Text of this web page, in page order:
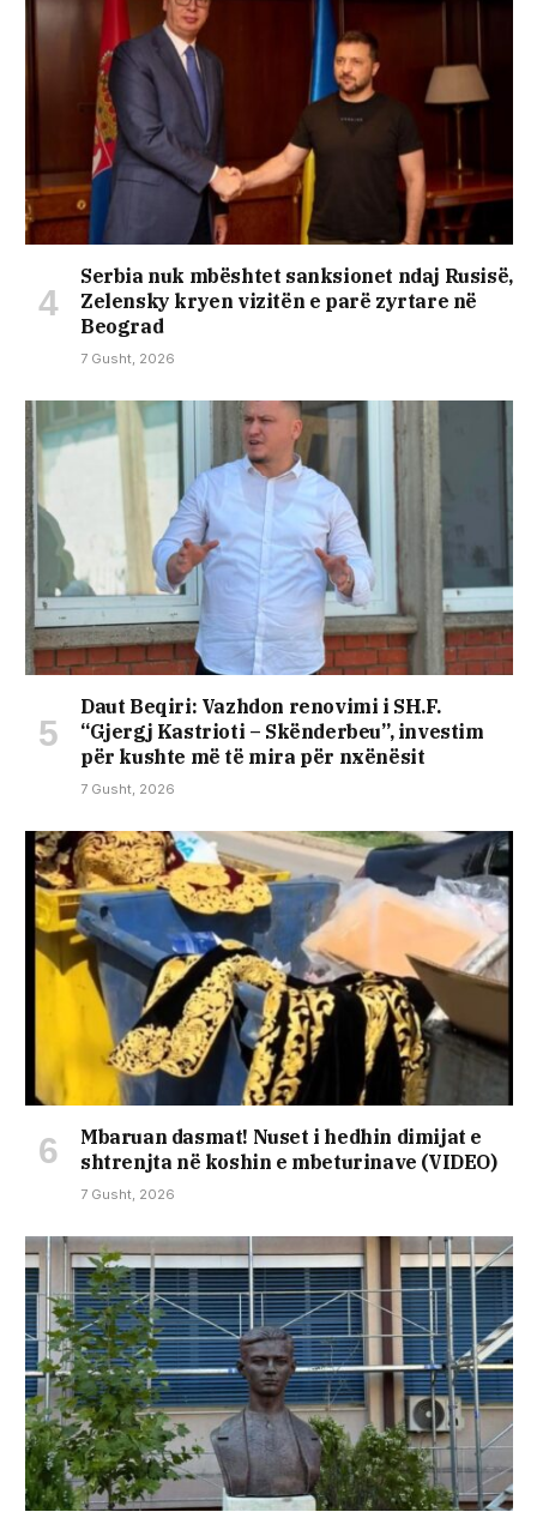
Serbia nuk mbështet sanksionet ndaj Rusisë,
Zelensky kryen vizitën e parë zyrtare në
Beograd
7 Gusht, 2026
Daut Beqiri: Vazhdon renovimi i SH.F.
“Gjergj Kastrioti – Skënderbeu”, investim
për kushte më të mira për nxënësit
7 Gusht, 2026
Mbaruan dasmat! Nuset i hedhin dimijat e
shtrenjta në koshin e mbeturinave (VIDEO)
7 Gusht, 2026